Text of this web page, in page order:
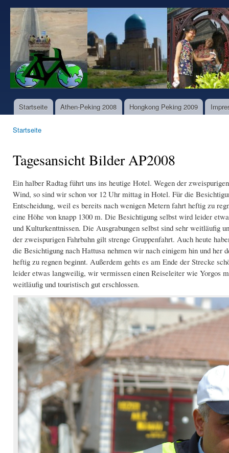
www.world-
bike-
tours.com
Hauptmenü
Startseite Athen-Peking 2008 Hongkong Peking 2009
Startseite
Tagesansicht Bilder AP2008
Ein halber Radtag führt uns ins heutige Hotel. Wegen der
Wind, so sind wir schon vor 12 Uhr mittag in Hotel. Für die
Entscheidung, weil es bereits nach wenigen Metern fahrt heftig zu
eine Höhe von knapp 1300 m. Die Besichtigung selbst wird leider
und Kulturkenttnissen. Die Ausgrabungen selbst sind sehr weitläufig
der zweispurigen Fahrbahn gilt strenge Gruppenfahrt. Auch heute
die Besichtigung nach Hattusa nehmen wir nach einigem hin und
heftig zu regnen beginnt. Außerdem gehts es am Ende der Strecke
leider etwas langweilig, wir vermissen einen Reiseleiter wie Yorgos
weitläufig und touristisch gut erschlossen.